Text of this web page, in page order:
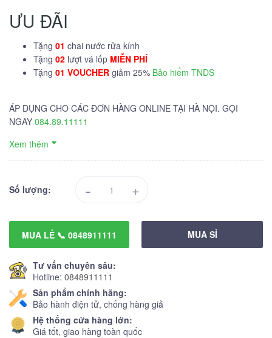
ƯU ĐÃI
Tặng 01 chai nước rửa kính
Tặng 02 lượt vá lốp MIỄN PHÍ
Tặng 01 VOUCHER giảm 25% Bảo hiểm TNDS
ÁP DỤNG CHO CÁC ĐƠN HÀNG ONLINE TẠI HÀ NỘI. GỌI
NGAY 084.89.11111
Xem thêm
Số lượng: - +
MUA LẺ 📞 0848911111 MUA SỈ
Tư vấn chuyên sâu:
Hotline: 0848911111
Sản phẩm chính hãng:
Bảo hành điện tử, chống hàng giả
Hệ thống cửa hàng lớn:
Giá tốt, giao hàng toàn quốc